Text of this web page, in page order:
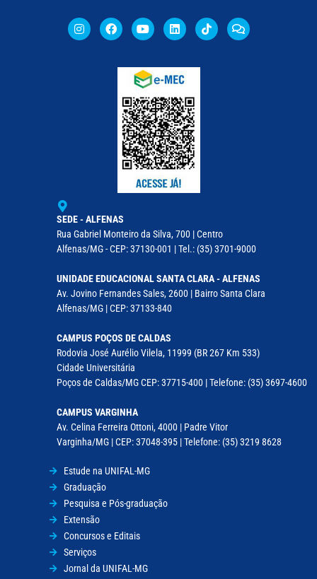
SEDE - ALFENAS
Rua Gabriel Monteiro da Silva, 700 | Centro
Alfenas/MG - CEP: 37130-001 | Tel.: (35) 3701-9000
UNIDADE EDUCACIONAL SANTA CLARA - ALFENAS
Av. Jovino Fernandes Sales, 2600 | Bairro Santa Clara
Alfenas/MG | CEP: 37133-840
CAMPUS POÇOS DE CALDAS
Rodovia José Aurélio Vilela, 11999 (BR 267 Km 533)
Cidade Universitária
Poços de Caldas/MG CEP: 37715-400 | Telefone: (35) 3697-4600
CAMPUS VARGINHA
Av. Celina Ferreira Ottoni, 4000 | Padre Vitor
Varginha/MG | CEP: 37048-395 | Telefone: (35) 3219 8628
Estude na UNIFAL-MG
Graduação
Pesquisa e Pós-graduação
Extensão
Concursos e Editais
Serviços
Jornal da UNIFAL-MG